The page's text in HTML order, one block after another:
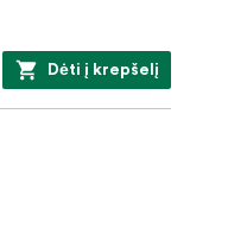
Dėti į krepšelį